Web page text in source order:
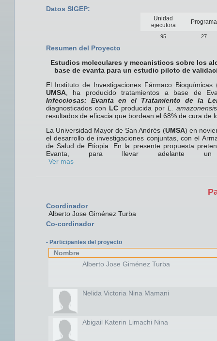
Datos SIGEP:
Unidad
ejecutora
Programa
95 27
Resumen del Proyecto
Estudios moleculares y mecanisticos sobre los
base de evanta para un estudio piloto de
El Instituto de Investigaciones Fármaco Bioquímicas
UMSA, ha producido tratamientos a base de
Infecciosas: Evanta en el Tratamiento de la
diagnosticados con LCproducida por L. amazonensi
resultados de eficacia que bordean el 68% de cura de
La Universidad Mayor de San Andrés (UMSA) en
el desarrollo de investigaciones conjuntas, con el
de Salud de Etiopia. En la presente propuesta
Evanta, para llevar
Ver mas
Coordinador
Alberto Jose Giménez Turba
Co-cordinador
- Participantes del proyecto
Nombre
Alberto Jose Giménez Turba
Nelida Victoria Nina Mamani
Abigail Katerin Limachi Nina